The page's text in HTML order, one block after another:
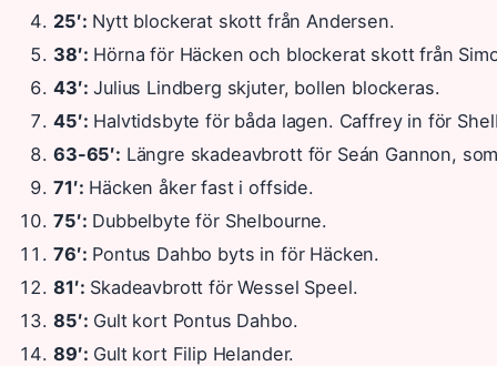
25′: Nytt blockerat skott från Andersen.
38′: Hörna för Häcken och blockerat skott från
43′: Julius Lindberg skjuter, bollen blockeras.
45′: Halvtidsbyte för båda lagen. Caffrey in för
63-65′: Längre skadeavbrott för Seán Gannon,
71′: Häcken åker fast i offside.
75′: Dubbelbyte för Shelbourne.
76′: Pontus Dahbo byts in för Häcken.
81′: Skadeavbrott för Wessel Speel.
85′: Gult kort Pontus Dahbo.
89′: Gult kort Filip Helander.